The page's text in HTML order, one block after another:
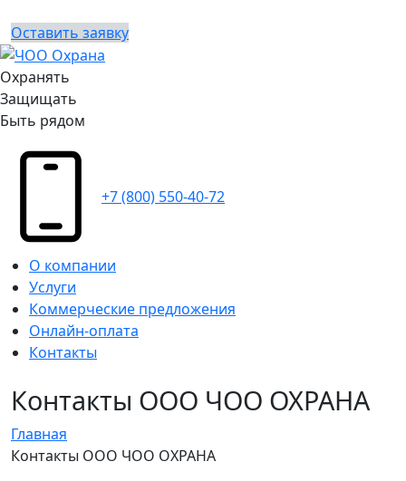
Оставить заявку
Охранять
Защищать
Быть рядом
+7 (800) 550-40-72
О компании
Услуги
Коммерческие предложения
Онлайн-оплата
Контакты
Контакты ООО ЧОО ОХРАНА
Главная
Контакты ООО ЧОО ОХРАНА